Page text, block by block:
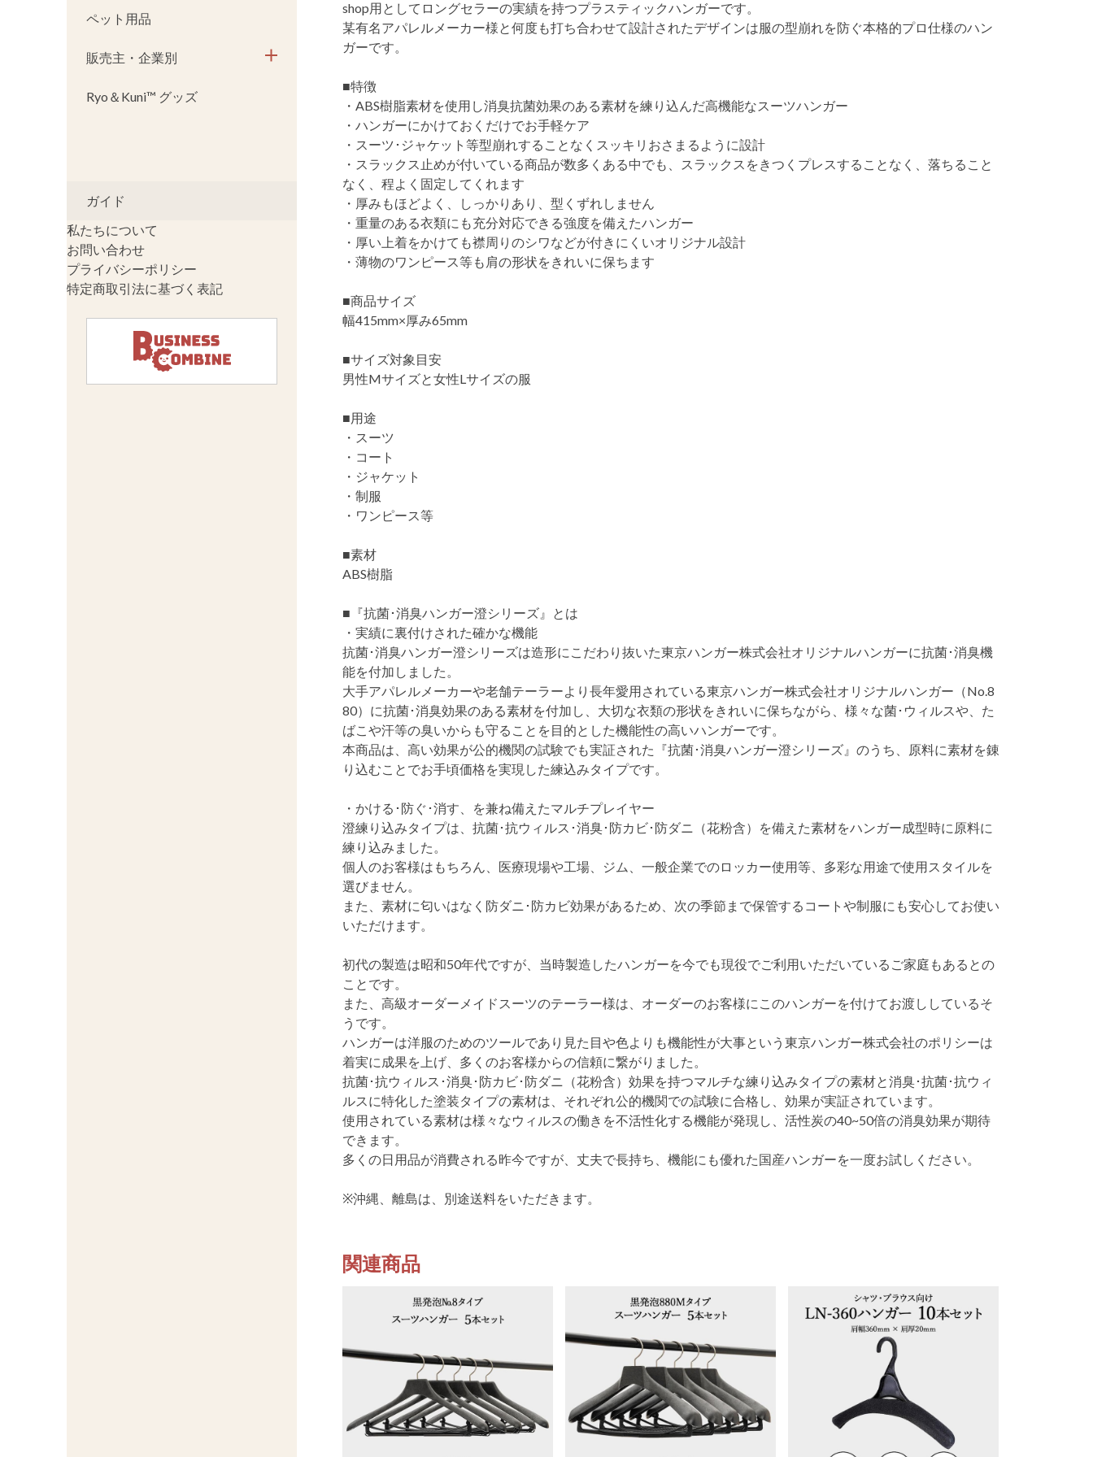
shop用としてロングセラーの実績を持つプラスティックハンガーです。
某有名アパレルメーカー様と何度も打ち合わせて設計されたデザインは服の型崩れを防ぐ本格的プロ仕様のハン
ガーです。
■特徴
・ABS樹脂素材を使用し消臭抗菌効果のある素材を練り込んだ高機能なスーツハンガー
・ハンガーにかけておくだけでお手軽ケア
・スーツ･ジャケット等型崩れすることなくスッキリおさまるように設計
・スラックス止めが付いている商品が数多くある中でも、スラックスをきつくプレスすることなく、落ちること
なく、程よく固定してくれます
・厚みもほどよく、しっかりあり、型くずれしません
・重量のある衣類にも充分対応できる強度を備えたハンガー
・厚い上着をかけても襟周りのシワなどが付きにくいオリジナル設計
・薄物のワンピース等も肩の形状をきれいに保ちます
■商品サイズ
幅415mm×厚み65mm
■サイズ対象目安
男性Mサイズと女性Lサイズの服
■用途
・スーツ
・コート
・ジャケット
・制服
・ワンピース等
■素材
ABS樹脂
■『抗菌･消臭ハンガー澄シリーズ』とは
・実績に裏付けされた確かな機能
抗菌･消臭ハンガー澄シリーズは造形にこだわり抜いた東京ハンガー株式会社オリジナルハンガーに抗菌･消臭機
能を付加しました。
大手アパレルメーカーや老舗テーラーより長年愛用されている東京ハンガー株式会社オリジナルハンガー（No.8
80）に抗菌･消臭効果のある素材を付加し、大切な衣類の形状をきれいに保ちながら、様々な菌･ウィルスや、た
ばこや汗等の臭いからも守ることを目的とした機能性の高いハンガーです。
本商品は、高い効果が公的機関の試験でも実証された『抗菌･消臭ハンガー澄シリーズ』のうち、原料に素材を錬
り込むことでお手頃価格を実現した練込みタイプです。
・かける･防ぐ･消す、を兼ね備えたマルチプレイヤー
澄練り込みタイプは、抗菌･抗ウィルス･消臭･防カビ･防ダニ（花粉含）を備えた素材をハンガー成型時に原料に
練り込みました。
個人のお客様はもちろん、医療現場や工場、ジム、一般企業でのロッカー使用等、多彩な用途で使用スタイルを
選びません。
また、素材に匂いはなく防ダニ･防カビ効果があるため、次の季節まで保管するコートや制服にも安心してお使い
いただけます。
初代の製造は昭和50年代ですが、当時製造したハンガーを今でも現役でご利用いただいているご家庭もあるとの
ことです。
また、高級オーダーメイドスーツのテーラー様は、オーダーのお客様にこのハンガーを付けてお渡ししているそ
うです。
ハンガーは洋服のためのツールであり見た目や色よりも機能性が大事という東京ハンガー株式会社のポリシーは
着実に成果を上げ、多くのお客様からの信頼に繋がりました。
抗菌･抗ウィルス･消臭･防カビ･防ダニ（花粉含）効果を持つマルチな練り込みタイプの素材と消臭･抗菌･抗ウィ
ルスに特化した塗装タイプの素材は、それぞれ公的機関での試験に合格し、効果が実証されています。
使用されている素材は様々なウィルスの働きを不活性化する機能が発現し、活性炭の40~50倍の消臭効果が期待
できます。
多くの日用品が消費される昨今ですが、丈夫で長持ち、機能にも優れた国産ハンガーを一度お試しください。
※沖縄、離島は、別途送料をいただきます。
関連商品
ペット用品
販売主・企業別
Ryo＆Kuni™ グッズ
ガイド
私たちについて
お問い合わせ
プライバシーポリシー
特定商取引法に基づく表記